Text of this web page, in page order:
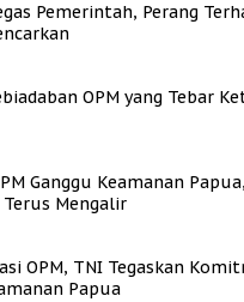
Pemerintah, Perang
OPM yang Tebar
Ganggu Keamanan
Mengalir
OPM, TNI Tegaskan
Papua